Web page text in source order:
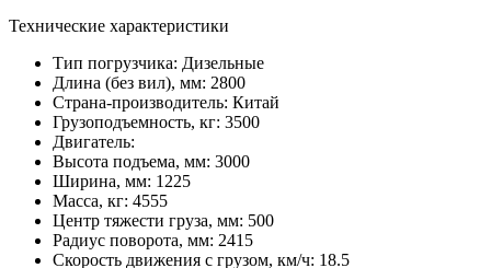
Технические характеристики
Тип погрузчика: Дизельные
Длина (без вил), мм: 2800
Страна-производитель: Китай
Грузоподъемность, кг: 3500
Двигатель:
Высота подъема, мм: 3000
Ширина, мм: 1225
Масса, кг: 4555
Центр тяжести груза, мм: 500
Радиус поворота, мм: 2415
Скорость движения с грузом, км/ч: 18.5